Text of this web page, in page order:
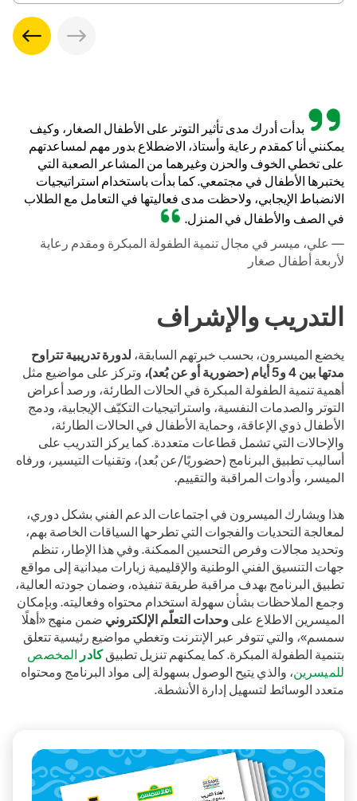
بدأت أدرك مدى تأثير التوتر على الأطفال الصغار، وكيف
يمكنني أنا كمقدم رعاية وأستاذ، الاضطلاع بدور مهم لمساعدتهم
على تخطي الخوف والحزن وغيرهما من المشاعر الصعبة التي
يختبرها الأطفال في مجتمعي. كما بدأت باستخدام استراتيجيات
الانضباط الإيجابي، ولاحظت مدى فعاليتها في التعامل مع الطلاب
في الصف والأطفال في المنزل.
— علي، ميسر في مجال تنمية الطفولة المبكرة ومقدم رعاية
لأربعة أطفال صغار
التدريب والإشراف
يخضع الميسرون، بحسب خبرتهم السابقة، لدورة تدريبية تتراوح
مدتها بين 4 و5 أيام (حضورية أو عن بُعد)،
وتركز على مواضيع مثل
أهمية تنمية الطفولة المبكرة في الحالات الطارئة، ورصد أعراض
التوتر والصدمات النفسية، واستراتيجيات التكيّف الإيجابية، ودمج
الأطفال ذوي الإعاقة، وحماية الأطفال في الحالات الطارئة،
والإحالات التي تشمل قطاعات متعددة. كما يركز التدريب على
أساليب تطبيق البرنامج (حضوريًا/عن بُعد)، وتقنيات التيسير، ورفاه
الميسر، وأدوات المراقبة والتقييم.
هذا ويشارك الميسرون في اجتماعات الدعم الفني بشكل دوري،
لمعالجة التحديات والفجوات التي تطرحها السياقات الخاصة بهم،
وتحديد مجالات وفرص التحسين الممكنة. وفي هذا الإطار، تنظم
جهات التنسيق الفني الوطنية والإقليمية زيارات ميدانية إلى مواقع
تطبيق البرنامج بهدف مراقبة طريقة تنفيذه، وضمان جودته العالية،
وجمع الملاحظات بشأن سهولة استخدام محتواه وفعاليته. وبإمكان
الميسرين الاطلاع على وحدات التعلّم الإلكتروني ضمن منهج «أهلًا
سمسم»، والتي تتوفر عبر الإنترنت وتغطي مواضيع رئيسية تتعلق
بتنمية الطفولة المبكرة. كما يمكنهم تنزيل تطبيقكادر المخصص
للميسرين، والذي يتيح الوصول بسهولة إلى مواد البرنامج ومحتواه
متعدد الوسائط لتسهيل إدارة الأنشطة.